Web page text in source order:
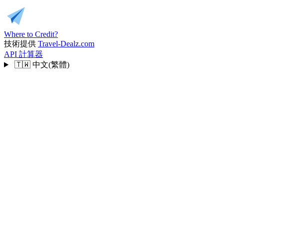
Where to Credit?
技術提供 Travel-Dealz.com
API 計算器
🇹🇼 中文(繁體)